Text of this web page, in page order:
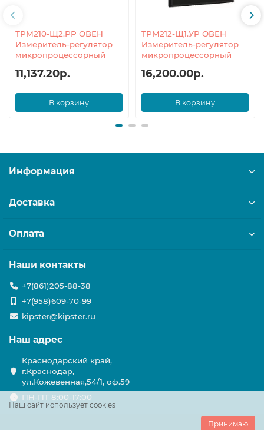
ТРМ210-Щ2.РР ОВЕН
Измеритель-регулятор
микропроцессорный
11,137.20р.
В корзину
ТРМ212-Щ1.УР ОВЕН
Измеритель-регулятор
микропроцессорный
16,200.00р.
В корзину
Наш сайт использует cookies
Принимаю
Информация
Доставка
Оплата
Наши контакты
+7(861)205-88-38
+7(958)609-70-99
kipster@kipster.ru
Наш адрес
Краснодарский край,
г.Краснодар,
ул.Кожевенная,54/1, оф.59
ПН-ПТ 8:00-17:00